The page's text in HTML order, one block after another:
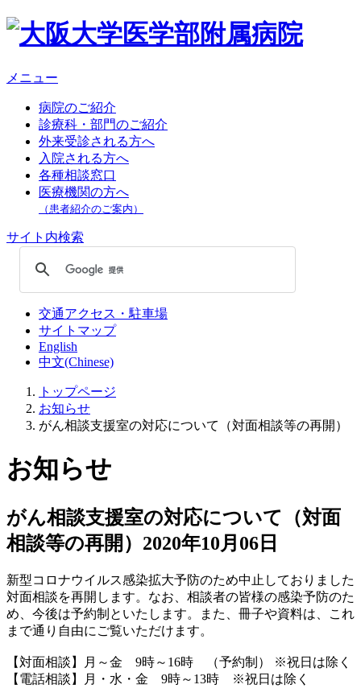
メニュー
病院のご紹介
診療科・部門のご紹介
外来受診される方へ
入院される方へ
各種相談窓口
医療機関の方へ
（患者紹介のご案内）
サイト内検索
交通アクセス・駐車場
サイトマップ
English
中文(Chinese)
トップページ
お知らせ
がん相談支援室の対応について（対面相談等の再開）
お知らせ
がん相談支援室の対応について（対面
相談等の再開） 2020年10月06日
新型コロナウイルス感染拡大予防のため中止しておりました
対面相談を再開します。なお、相談者の皆様の感染予防のた
め、今後は予約制といたします。また、冊子や資料は、これ
まで通り自由にご覧いただけます。
【対面相談】月～金 9時～16時 （予約制） ※祝日は除く
【電話相談】月・水・金 9時～13時 ※祝日は除く